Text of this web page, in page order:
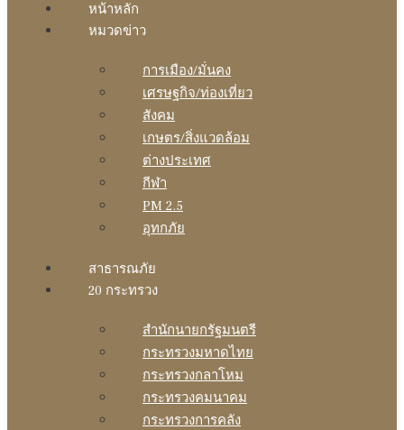
หน้าหลัก
หมวดข่าว
การเมือง/มั่นคง
เศรษฐกิจ/ท่องเที่ยว
สังคม
เกษตร/สิ่งแวดล้อม
ต่างประเทศ
กีฬา
PM 2.5
อุทกภัย
สาธารณภัย
20 กระทรวง
สํานักนายกรัฐมนตรี
กระทรวงมหาดไทย
กระทรวงกลาโหม
กระทรวงคมนาคม
กระทรวงการคลัง